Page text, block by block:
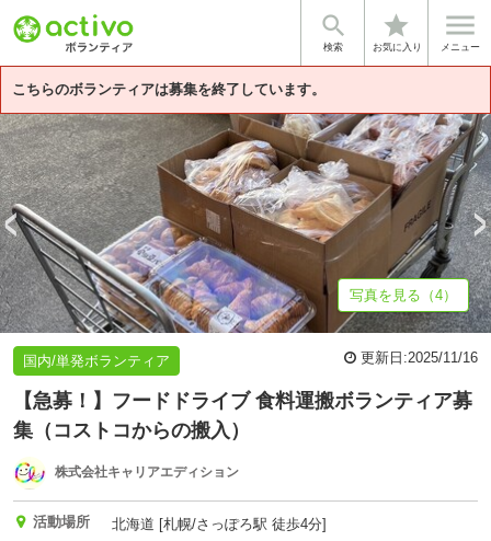

検索
star
お気に入り

メニュー
こちらのボランティアは募集を終了しています。
基本情報 募集詳細 企業情報
写真を見る（4）
国内/単発ボランティア 更新日:2025/11/16
【急募！】フードドライブ 食料運搬ボランティア募
集（コストコからの搬入）
株式会社キャリアエディション
活動場所
北海道 [札幌/さっぽろ駅 徒歩4分]